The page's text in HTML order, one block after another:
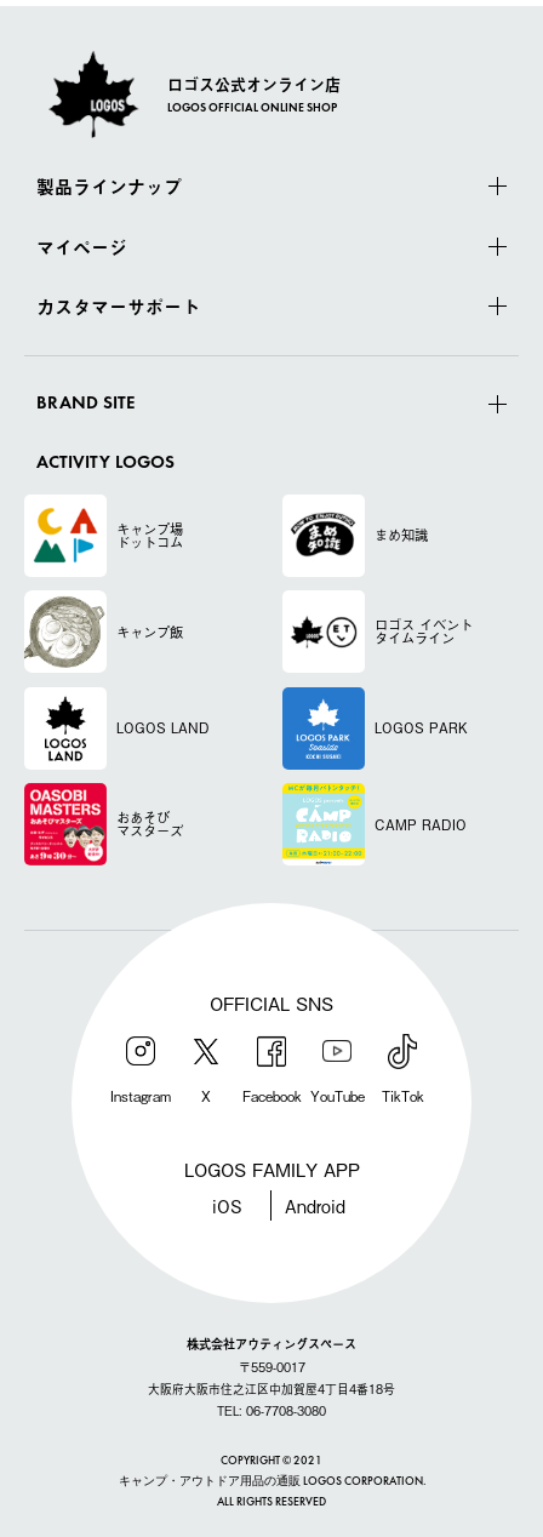
ロゴス公式オンライン店
LOGOS OFFICIAL ONLINE SHOP
製品ラインナップ
マイページ
カスタマーサポート
BRAND SITE
ACTIVITY LOGOS
キャンプ場
ドットコム まめ知識
キャンプ飯 ロゴス イベント
タイムライン
LOGOS LAND LOGOS PARK
おあそび
マスターズ CAMP RADIO
OFFICIAL SNS
Instagram X Facebook YouTube TikTok
LOGOS FAMILY APP
iOS Android
株式会社アウティングスペース
〒559-0017
大阪府大阪市住之江区中加賀屋4丁目4番18号
TEL: 06-7708-3080
COPYRIGHT © 2021
キャンプ・アウトドア用品の通販 LOGOS CORPORATION.
ALL RIGHTS RESERVED